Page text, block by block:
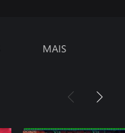
MAIS